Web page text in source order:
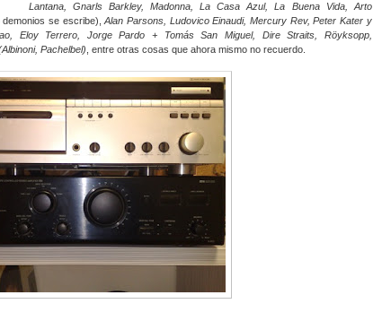
Lantana, Gnarls Barkley, Madonna, La Casa Azul, La Buena Vida, Arto
se escribe),Alan Parsons, Ludovico Einaudi, Mercury Rev, Peter Kater y
Eloy Terrero, Jorge Pardo + Tomás San Miguel, Dire Straits, Röyksopp,
Pachelbel) , entre otras cosas que ahora mismo no recuerdo.